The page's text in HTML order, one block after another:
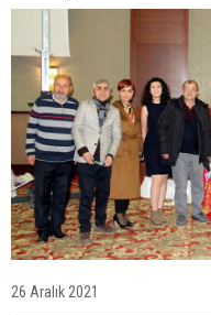
26 Aralık 2021